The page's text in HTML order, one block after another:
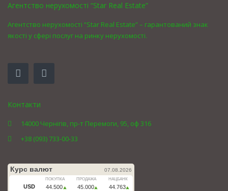
Агентство нерухомості “Star Real Estate”
Агентство нерухомості “Star Real Estate” – гарантований знак
якості у сфері послуг на ринку нерухомості.
Контакти
14000 Чернігів, пр-т Перемоги, 95, оф 316
+38 (093) 733-00-33